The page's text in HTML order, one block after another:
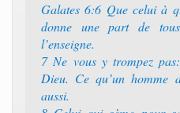
Galates 6:6 Que celui à
donne une part de
l’enseigne.
7 Ne vous y trompez
Dieu. Ce qu’un homme
aussi.